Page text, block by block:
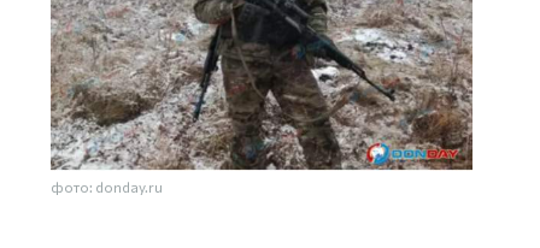
фото: donday.ru